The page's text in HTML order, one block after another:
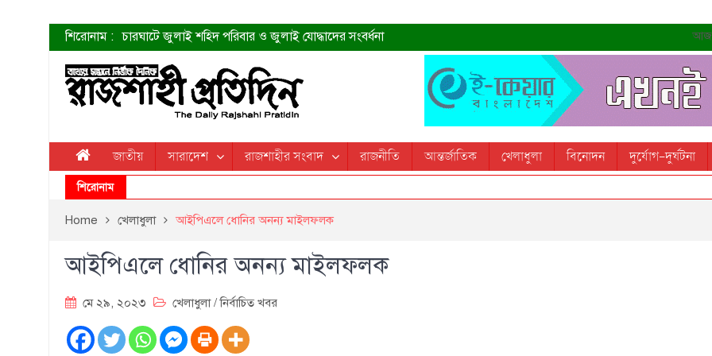
শিরোনাম : চারঘাটে জুলাই শহিদ পরিবার ও জুলাই যোদ্ধাদের সংবর্ধনা
শহীদদের প্রত্যাশা এখনো পূরণ হয়নি: ডা. শফিকুর রহমান
ত্বক ভালো রাখতে যে ৫ কাজ করবেন
জুলাই স্মৃতি জাদুঘরের দুয়ার খুলেছে উদ্বোধন করলেন প্রধানমন্ত্রী
শাহরুখের নতুন সিনেমার লুক
কোয়ার্টার ফাইনালে নেইমারের দুর্দান্ত অ্যাসিস্টে সান্তোস
ডেনিস লিয়ামিন রাশিয়ার ড্রোন বাহিনীর প্রধান হলেন
জুলাই শহিদদের আত্মত্যাগ জাতি চিরকাল শ্রদ্ধার সাথে স্মরণ করবে: ভূমিমন্ত্রী
আজ-
জাতীয় সারাদেশ রাজশাহীর সংবাদ রাজনীতি আন্তর্জাতিক খেলাধুলা বিনোদন দুর্যোগ-দুর্ঘটনা
শিরোনাম
Home খেলাধুলা আইপিএলে ধোনির অনন্য মাইলফলক
আইপিএলে ধোনির অনন্য মাইলফলক
মে ২৯, ২০২৩ খেলাধুলা/নির্বাচিত খবর